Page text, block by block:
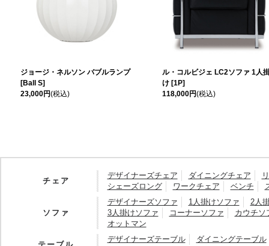
ジョージ・ネルソン バブルランプ
[Ball S]
23,000円(税込)
ル・コルビジェ LC2ソファ 1人
け [1P]
118,000円(税込)
チェア
デザイナーズチェア ダイニングチェア
シェーズロング
ワークチェア ベンチ
ソファ
デザイナーズソファ 1人掛けソファ
2人
3人掛けソファ
コーナーソファ
カウチソ
オットマン
デザイナーズテーブル
ダイニングテーブル